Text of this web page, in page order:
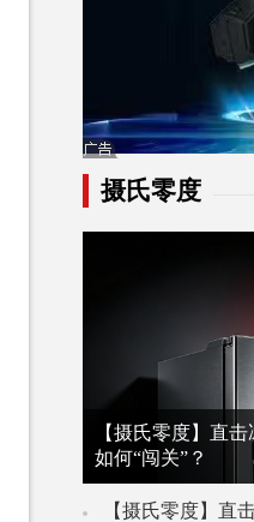
摄氏零度
【摄氏零度】直
如何“闯关”？
【摄氏零度】直